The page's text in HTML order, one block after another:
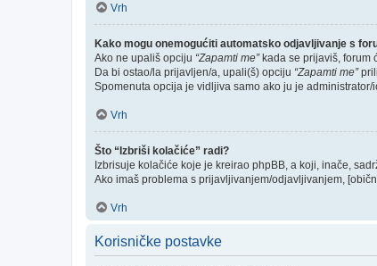
Vrh
Kako mogu onemogućiti automatsko odjavljivanje s
Ako ne upališ opciju “Zapamti me”kada se prijaviš, forum
Da bi ostao/la prijavljen/a, upali(š) opciju “Zapamti me”
Spomenuta opcija je vidljiva samo ako ju je administrator/
Vrh
Što “Izbriši kolačiće” radi?
Izbrisuje kolačiće koje je kreirao phpBB, a koji, inače,
Ako imaš problema s prijavljivanjem/odjavljivanjem,
Vrh
Korisničke postavke